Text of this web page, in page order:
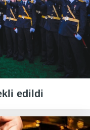
edildi